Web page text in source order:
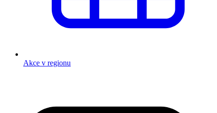
Akce v regionu